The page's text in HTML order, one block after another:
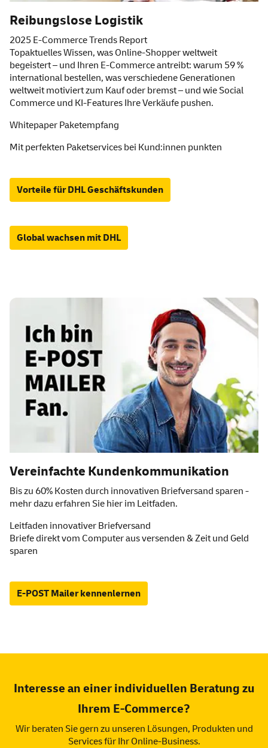
Reibungslose Logistik
2025 E-Commerce Trends Report
Topaktuelles Wissen, was Online-Shopper weltweit
begeistert – und Ihren E-Commerce antreibt: warum 59 %
international bestellen, was verschiedene Generationen
weltweit motiviert zum Kauf oder bremst – und wie Social
Commerce und KI-Features Ihre Verkäufe pushen.
Whitepaper Paketempfang
Mit perfekten Paketservices bei Kund:innen punkten
Vorteile für DHL Geschäftskunden
Global wachsen mit DHL
Vereinfachte Kundenkommunikation
Bis zu 60% Kosten durch innovativen Briefversand sparen -
mehr dazu erfahren Sie hier im Leitfaden.
Leitfaden innovativer Briefversand
Briefe direkt vom Computer aus versenden & Zeit und Geld
sparen
E-POST Mailer kennenlernen
Interesse an einer individuellen Beratung zu
Ihrem E-Commerce?
Wir beraten Sie gern zu unseren Lösungen, Produkten und
Services für Ihr Online-Business.